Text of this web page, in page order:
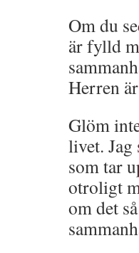
Om du
är fylld
Herren
Glöm
livet. Jag
som tar
otroligt
om det